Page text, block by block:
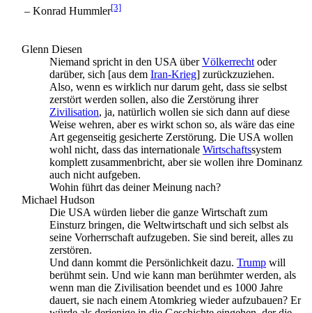
– Konrad Hummler[3]
Glenn Diesen
Niemand spricht in den USA überVölkerrecht oder
darüber, sich [aus dem Iran-Krieg] zurückzuziehen.
Also, wenn es wirklich nur darum geht, dass sie selbst
zerstört werden sollen, also die Zerstörung ihrer
Zivilisation, ja, natürlich wollen sie sich dann auf diese
Weise wehren, aber es wirkt schon so, als wäre das eine
Art gegenseitig gesicherte Zerstörung. Die USA wollen
wohl nicht, dass das internationale Wirtschafts­system
komplett zusammenbricht, aber sie wollen ihre Dominanz
auch nicht aufgeben.
Wohin führt das deiner Meinung nach?
Michael Hudson
Die USA würden lieber die ganze Wirtschaft zum
Einsturz bringen, die Weltwirtschaft und sich selbst als
seine Vorherrschaft aufzugeben. Sie sind bereit, alles zu
zerstören.
Und dann kommt die Persönlichkeit dazu. Trump will
berühmt sein. Und wie kann man berühmter werden, als
wenn man die Zivilisation beendet und es 1000 Jahre
dauert, sie nach einem Atomkrieg wieder aufzubauen? Er